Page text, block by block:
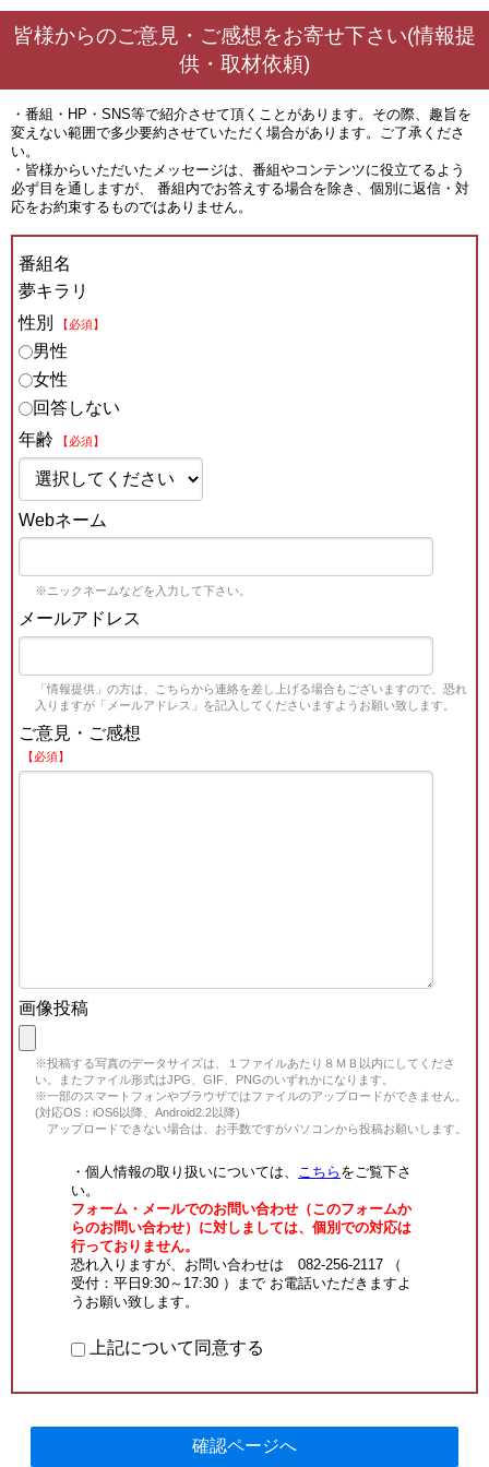
皆様からのご意見・ご感想をお寄せ下さい(情報提
供・取材依頼)
・番組・HP・SNS等で紹介させて頂くことがあります。その際、趣旨を
変えない範囲で多少要約させていただく場合があります。ご了承くださ
い。
・皆様からいただいたメッセージは、番組やコンテンツに役立てるよう
必ず目を通しますが、 番組内でお答えする場合を除き、個別に返信・対
応をお約束するものではありません。
番組名
夢キラリ
性別
【必須】
男性
女性
回答しない
年齢
【必須】
Webネーム
※ニックネームなどを入力して下さい。
メールアドレス
「情報提供」の方は、こちらから連絡を差し上げる場合もございますので、恐れ
入りますが「メールアドレス」を記入してくださいますようお願い致します。
ご意見・ご感想
【必須】
画像投稿
※投稿する写真のデータサイズは、１ファイルあたり８ＭＢ以内にしてくださ
い。またファイル形式はJPG、GIF、PNGのいずれかになります。
※一部のスマートフォンやブラウザではファイルのアップロードができません。
(対応OS：iOS6以降、Android2.2以降)
アップロードできない場合は、お手数ですがパソコンから投稿お願いします。
・個人情報の取り扱いについては、 こちら をご覧下さ
い。
フォーム・メールでのお問い合わせ（このフォームか
らのお問い合わせ）に対しましては、個別での対応は
行っておりません。
恐れ入りますが、お問い合わせは 082-256-2117 （
受付：平日9:30～17:30 ）まで お電話いただきますよ
うお願い致します。
上記について同意する
確認ページへ